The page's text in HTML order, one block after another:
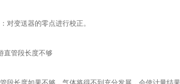
变送器的零点进行校正。
管段长度不够